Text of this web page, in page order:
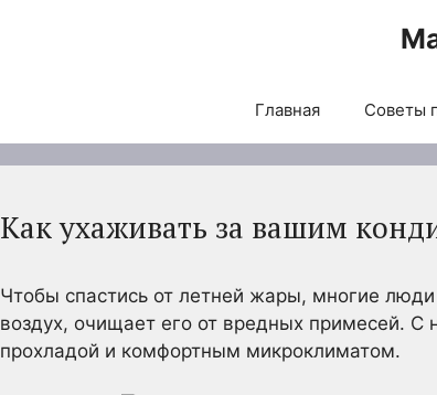
Главная Советы
Как ухаживать за вашим
Чтобы спастись от летней жары, многие
воздух, очищает его от вредных примесей.
прохладой и комфортным микроклиматом.